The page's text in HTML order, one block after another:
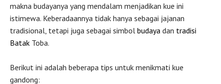
makna budayanya yang mendalam menjadikan kue ini
istimewa. Keberadaannya tidak hanya sebagai jajanan
tradisional, tetapi juga sebagai simbol budaya dan tradisi
Batak Toba.
Berikut ini adalah beberapa tips untuk menikmati kue
gandong: